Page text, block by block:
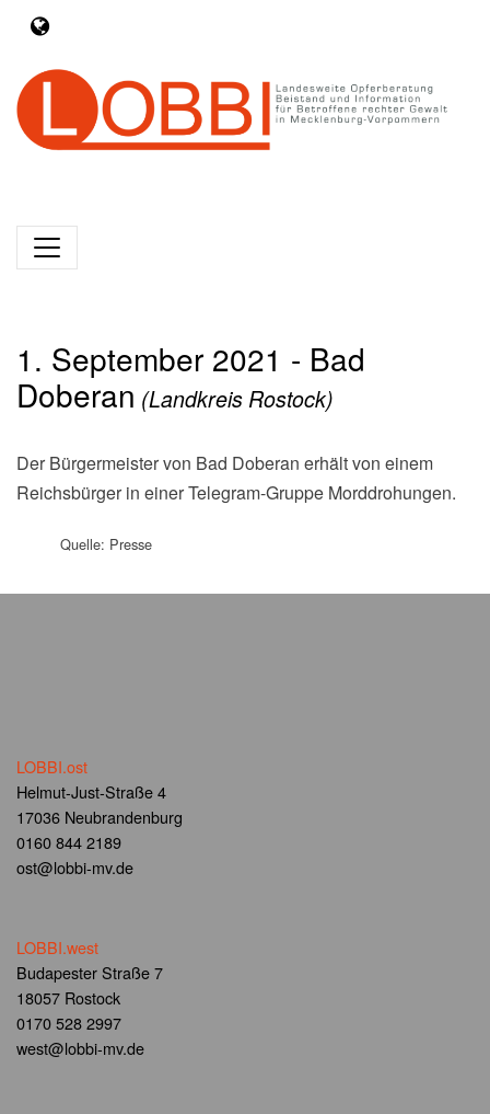
1. September 2021 - Bad
Doberan (Landkreis Rostock)
Der Bürgermeister von Bad Doberan erhält von einem
Reichsbürger in einer Telegram-Gruppe Morddrohungen.
Quelle: Presse
LOBBI.ost
Helmut-Just-Straße 4
17036 Neubrandenburg
0160 844 2189
ost@lobbi-mv.de
LOBBI.west
Budapester Straße 7
18057 Rostock
0170 528 2997
west@lobbi-mv.de